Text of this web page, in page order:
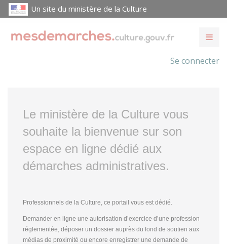
Un site du ministère de la Culture
Se connecter
Le ministère de la Culture vous
souhaite la bienvenue sur son
espace en ligne dédié aux
démarches administratives.
Professionnels de la Culture, ce portail vous est dédié.
Demander en ligne une autorisation d’exercice d’une profession
réglementée, déposer un dossier auprès du fond de soutien aux
médias de proximité ou encore enregistrer une demande de